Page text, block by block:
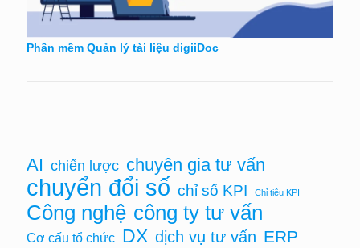
Phần mềm Quản lý tài liệu digiiDoc
AI chiến lược chuyên gia tư vấn
chuyển đổi số chỉ số KPI Chỉ tiêu KPI
Công nghệ công ty tư vấn
Cơ cấu tổ chức DX dịch vụ tư vấn ERP